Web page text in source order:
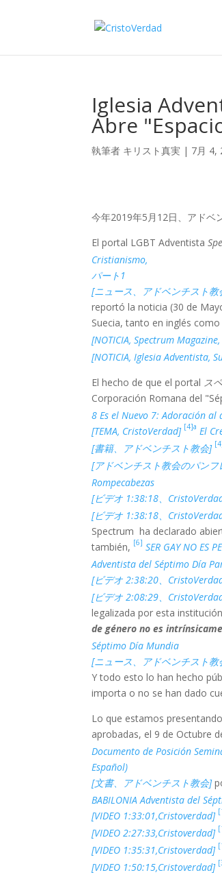
Iglesia
Abre
執筆者 キリスト真実 | 7月 4,
今年2019年5月12日、アドベ
El portal LGBT Adventista
Cristianismo,
パート1
[ニュース、アドベンチスト教
reportó la noticia (30 de
Suecia, tanto en inglés como
[NOTICIA, Spectrum
[NOTICIA, Iglesia Adventista,
El hecho de que el portal ス
Corporación Romana del
8 Es el Nuevo 7: Adoración
[TEMA, CristoVerdad] [4]a El
[書籍、アドベンチスト教会]
[アドベンチスト教会のパンフ
Rompecabezas
[ビデオ 1:38:18、
[ビデオ 1:38:18、
Spectrum ha declarado
también, [6] SER GAY NO ES
Adventista del Séptimo Día
[ビデオ 2:38:20、
[ビデオ 2:08:29、
legalizada por esta
de género no es
Séptimo Día Mundia
[ニュース、アドベンチスト教
Y todo esto lo han hecho
importa o no se han dado
Lo que estamos
aprobadas, el 9 de Octubre
Documento de Posición
Español)
[文書、アドベンチスト教会]
BABILONIA Adventista del
[VIDEO 1:33:01,Cristoverdad]
[VIDEO 2:27:33,Cristoverdad]
[VIDEO 1:35:31,Cristoverdad]
[VIDEO 1:50:15,Cristoverdad]